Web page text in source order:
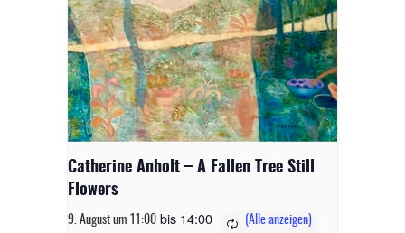
Catherine Anholt – A Fallen Tree Still
Flowers
9. August um 11:00 bis 14:00